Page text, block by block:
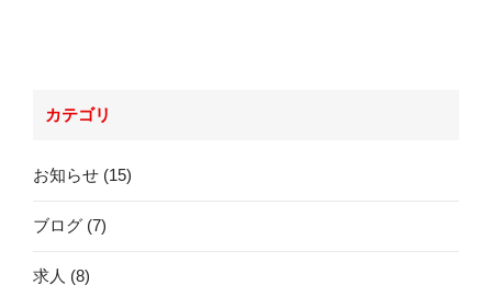
カテゴリ
お知らせ (15)
ブログ (7)
求人 (8)